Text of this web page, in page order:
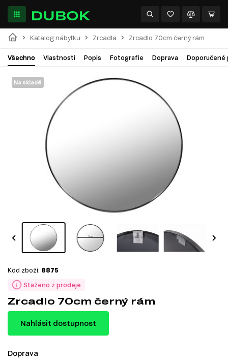
Katalog nábytku Zrcadla Zrcadlo 70cm černý rám
Všechno Vlastnosti Popis Fotografie Doprava Doporučené
Na skladě
Staženo z prodeje
Kód zboží: 8875
Zrcadlo 70cm černý rám
Nahlásit dostupnost
Doprava